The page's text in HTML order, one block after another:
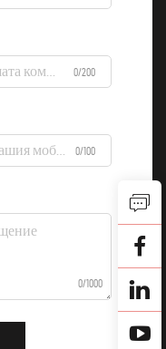
0/200
0/100
0/1000